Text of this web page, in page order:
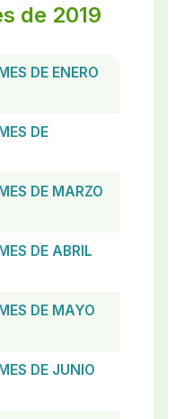
de 2019
DE ENERO
DE
DE MARZO
DE ABRIL
DE MAYO
DE JUNIO